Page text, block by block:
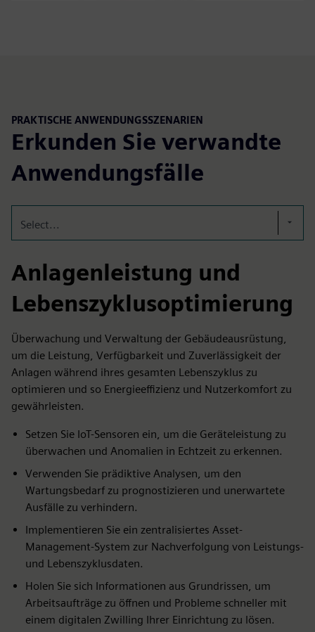
PRAKTISCHE ANWENDUNGSSZENARIEN
Erkunden Sie verwandte
Anwendungsfälle
Select...
Anlagenleistung und
Lebenszyklusoptimierung
Überwachung und Verwaltung der Gebäudeausrüstung,
um die Leistung, Verfügbarkeit und Zuverlässigkeit der
Anlagen während ihres gesamten Lebenszyklus zu
optimieren und so Energieeffizienz und Nutzerkomfort zu
gewährleisten.
Setzen Sie IoT-Sensoren ein, um die Geräteleistung zu
überwachen und Anomalien in Echtzeit zu erkennen.
Verwenden Sie prädiktive Analysen, um den
Wartungsbedarf zu prognostizieren und unerwartete
Ausfälle zu verhindern.
Implementieren Sie ein zentralisiertes Asset-
Management-System zur Nachverfolgung von Leistungs-
und Lebenszyklusdaten.
Holen Sie sich Informationen aus Grundrissen, um
Arbeitsaufträge zu öffnen und Probleme schneller mit
einem digitalen Zwilling Ihrer Einrichtung zu lösen.